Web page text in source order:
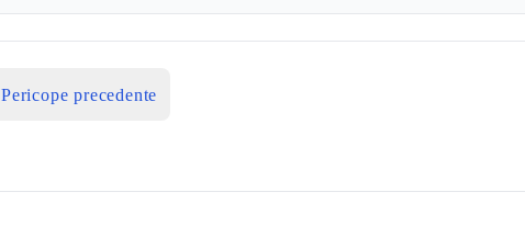
Pericope precedente